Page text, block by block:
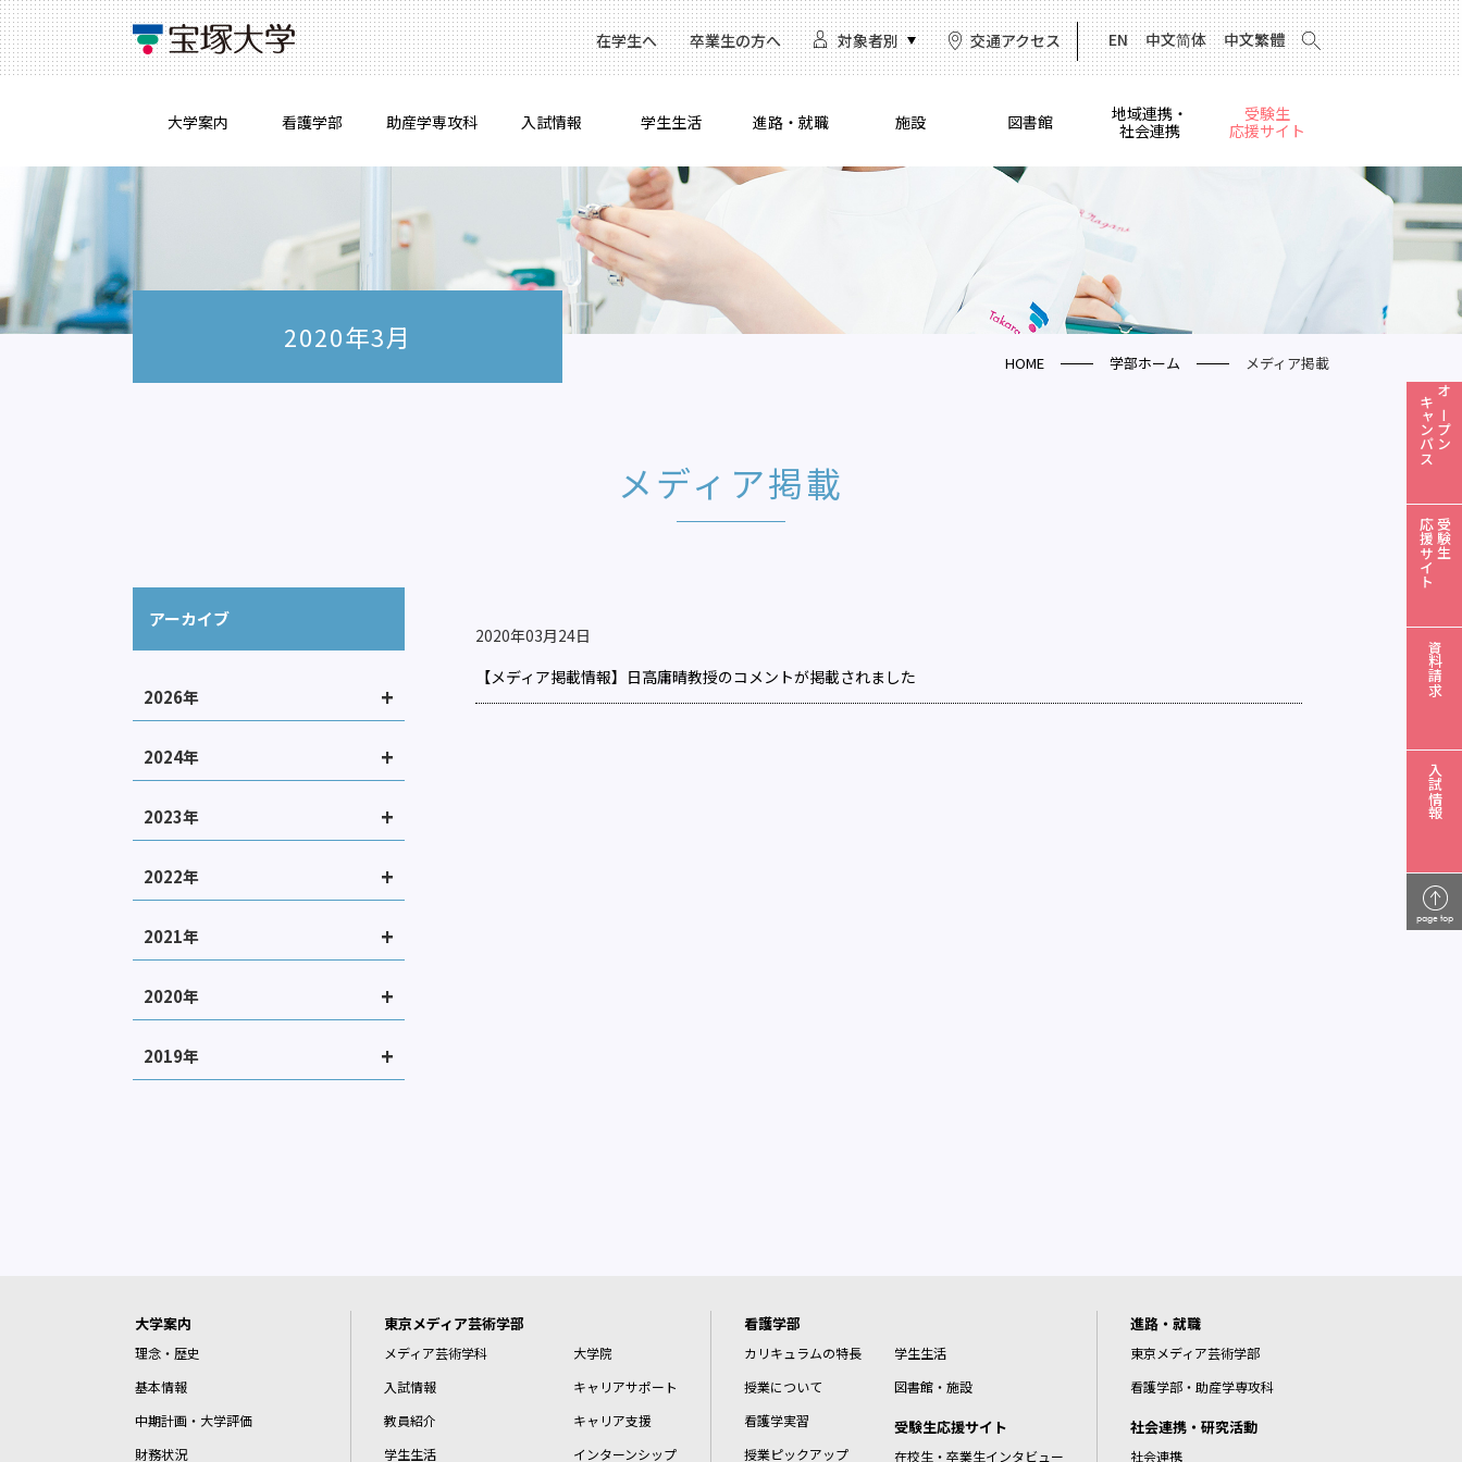
在学生へ 卒業生の方へ 対象者別 交通アクセス EN 中文简体 中文繁體
大学案内 看護学部 助産学専攻科 入試情報 学生生活 進路・就職 施設 図書館
地域連携・
社会連携
受験生
応援サイト
オープン
キャンパス
受験生
応援サイト
資料請求
入試情報
page top
2020年3月
HOME 学部ホーム メディア掲載
メディア掲載
2020年03月24日
【メディア掲載情報】日高庸晴教授のコメントが掲載されました
アーカイブ
2026年
2024年
2023年
2022年
2021年
2020年
2019年
大学案内
理念・歴史
基本情報
中期計画・大学評価
財務状況
東京メディア芸術学部
メディア芸術学科
入試情報
教員紹介
学生生活
大学院
キャリアサポート
キャリア支援
インターンシップ
看護学部
カリキュラムの特長
授業について
看護学実習
授業ピックアップ
学生生活
図書館・施設
受験生応援サイト
在校生・卒業生インタビュー
進路・就職
東京メディア芸術学部
看護学部・助産学専攻科
社会連携・研究活動
社会連携